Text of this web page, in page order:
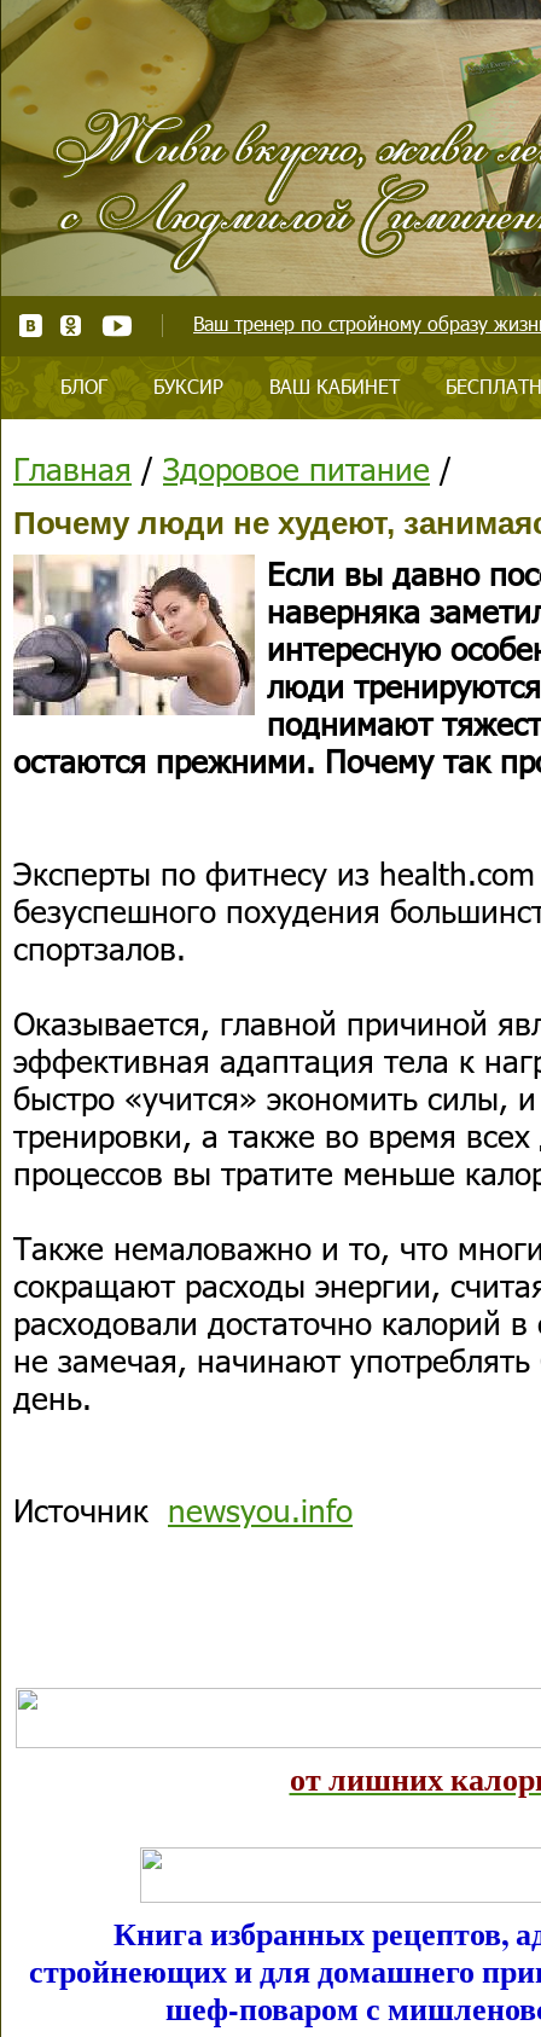
Ваш тренер по стройному образу
БЛОГ БУКСИР ВАШ КАБИНЕТ
Главная / Здоровое питание /
Почему люди не худеют,
Если вы давно
наверняка
интересную
люди
поднимают
остаются прежними. Почему так
Эксперты по фитнесу из
безуспешного похудения
спортзалов.
Оказывается, главной причиной
эффективная адаптация тела к
быстро «учится» экономить силы,
тренировки, а также во время всех
процессов вы тратите меньше
Также немаловажно и то, что
сокращают расходы энергии,
расходовали достаточно калорий
не замечая, начинают
день.
Источник newsyou.info
от лишних
Книга избранных рецептов,
стройнеющих и для домашнего
шеф-поваром с